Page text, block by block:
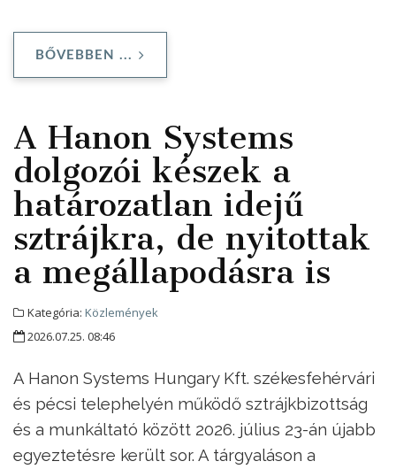
BŐVEBBEN ...
A Hanon Systems
dolgozói készek a
határozatlan idejű
sztrájkra, de nyitottak
a megállapodásra is
Kategória: Közlemények
2026.07.25. 08:46
A Hanon Systems Hungary Kft. székesfehérvári
és pécsi telephelyén működő sztrájkbizottság
és a munkáltató között 2026. július 23-án újabb
egyeztetésre került sor. A tárgyaláson a